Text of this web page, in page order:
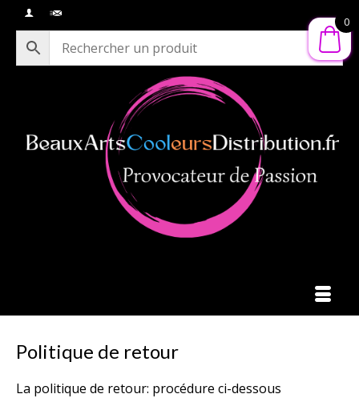
Politique de retour
La politique de retour: procédure ci-dessous
0